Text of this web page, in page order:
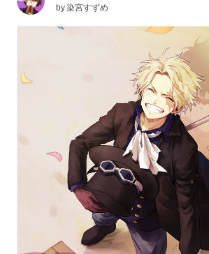
by染宮すずめ